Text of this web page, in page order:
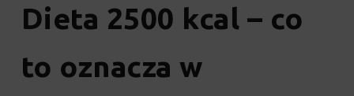
Dieta 2500 kcal – co
to oznacza w